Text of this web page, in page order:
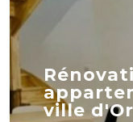
ville